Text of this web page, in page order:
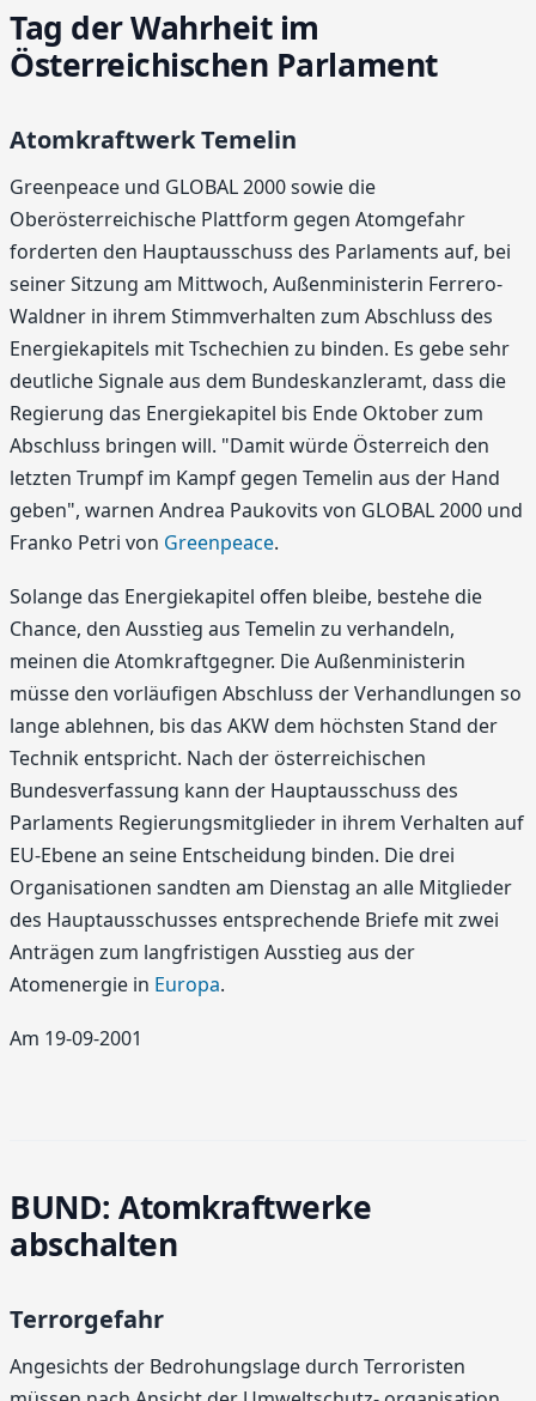
Tag der Wahrheit im
Österreichischen Parlament
Atomkraftwerk Temelin
Greenpeace und GLOBAL 2000 sowie die
Oberösterreichische Plattform gegen Atomgefahr
forderten den Hauptausschuss des Parlaments auf, bei
seiner Sitzung am Mittwoch, Außenministerin Ferrero-
Waldner in ihrem Stimmverhalten zum Abschluss des
Energiekapitels mit Tschechien zu binden. Es gebe sehr
deutliche Signale aus dem Bundeskanzleramt, dass die
Regierung das Energiekapitel bis Ende Oktober zum
Abschluss bringen will. "Damit würde Österreich den
letzten Trumpf im Kampf gegen Temelin aus der Hand
geben", warnen Andrea Paukovits von GLOBAL 2000 und
Franko Petri von Greenpeace.
Solange das Energiekapitel offen bleibe, bestehe die
Chance, den Ausstieg aus Temelin zu verhandeln,
meinen die Atomkraftgegner. Die Außenministerin
müsse den vorläufigen Abschluss der Verhandlungen so
lange ablehnen, bis das AKW dem höchsten Stand der
Technik entspricht. Nach der österreichischen
Bundesverfassung kann der Hauptausschuss des
Parlaments Regierungsmitglieder in ihrem Verhalten auf
EU-Ebene an seine Entscheidung binden. Die drei
Organisationen sandten am Dienstag an alle Mitglieder
des Hauptausschusses entsprechende Briefe mit zwei
Anträgen zum langfristigen Ausstieg aus der
Atomenergie in Europa.
Am 19-09-2001
BUND: Atomkraftwerke
abschalten
Terrorgefahr
Angesichts der Bedrohungslage durch Terroristen